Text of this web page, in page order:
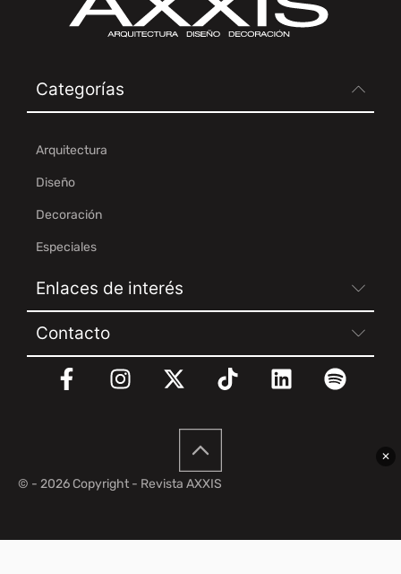
✕
Categorías
Arquitectura
Diseño
Decoración
Especiales
Enlaces de interés
Contacto
© - 2026 Copyright - Revista AXXIS